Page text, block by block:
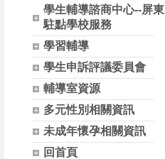
學生輔導諮商中心--屏東
駐點學校服務
學習輔導
學生申訴評議委員會
輔導室資源
多元性別相關資訊
未成年懷孕相關資訊
回首頁